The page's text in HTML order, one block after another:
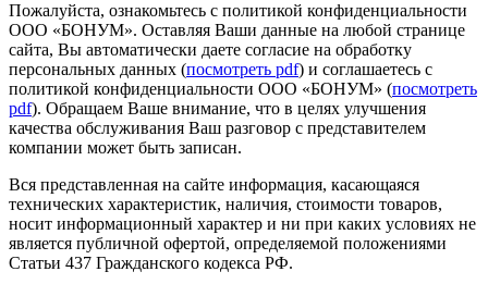
Пожалуйста, ознакомьтесь с политикой конфиденциальности
ООО «БОНУМ». Оставляя Ваши данные на любой странице
сайта, Вы автоматически даете согласие на обработку
персональных данных (посмотреть pdf) и соглашаетесь с
политикой конфиденциальности ООО «БОНУМ» (посмотреть
pdf). Обращаем Ваше внимание, что в целях улучшения
качества обслуживания Ваш разговор с представителем
компании может быть записан.
Вся представленная на сайте информация, касающаяся
технических характеристик, наличия, стоимости товаров,
носит информационный характер и ни при каких условиях не
является публичной офертой, определяемой положениями
Статьи 437 Гражданского кодекса РФ.